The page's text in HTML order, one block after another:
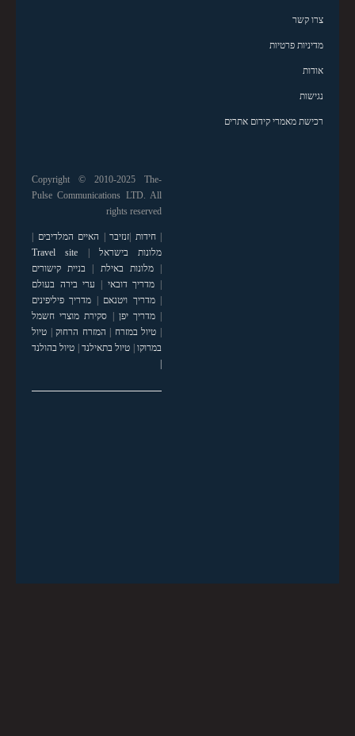
צרו קשר
מדיניות פרטיות
אודות
נגישות
רכישת מאמרי קידום אתרים
Copyright © 2010-2025 The-
Pulse Communications LTD. All
rights reserved
|חידות |זנזיבר | האיים המלדיבים |
מלונות בישראל |
Travel site
|מלונות באילת | בניית קישורים
| מדריך דובאי | ערי בירה בעולם
|מדריך ויטנאם | מדריך פיליפינים
|מדריך יפן | סקירת מוצרי חשמל
| טיול במזרח | המזרח הרחוק| טיול
במרוקו| טיול בתאילנד| טיול בהולנד
|